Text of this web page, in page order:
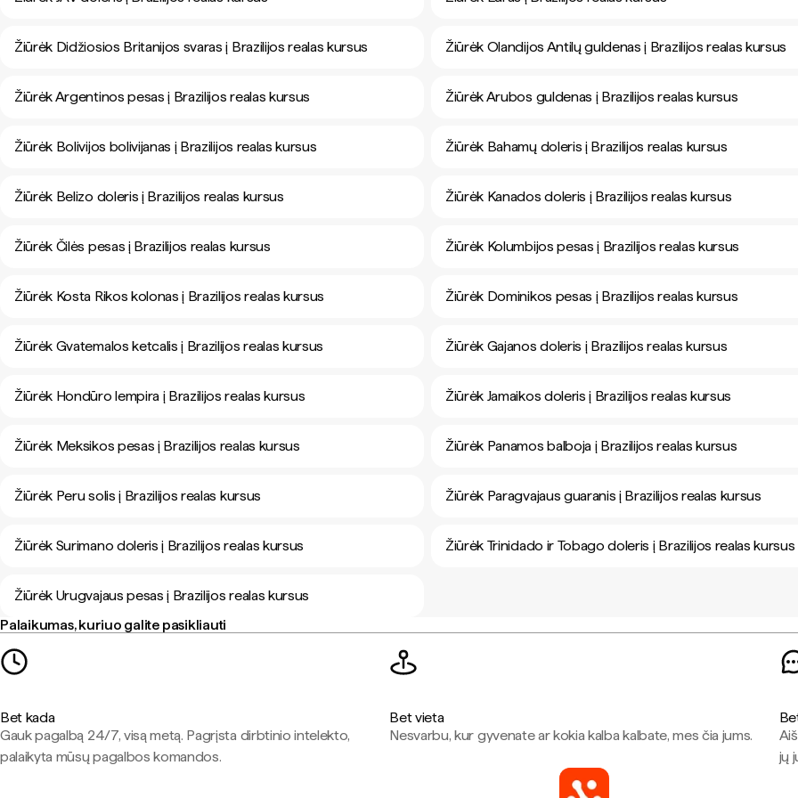
Žiūrėk Didžiosios Britanijos svaras į Brazilijos realas kursus Žiūrėk Olandijos Antilų guldenas į Brazilijos realas kursus
Žiūrėk Argentinos pesas į Brazilijos realas kursus Žiūrėk Arubos guldenas į Brazilijos realas kursus
Žiūrėk Bolivijos bolivijanas į Brazilijos realas kursus Žiūrėk Bahamų doleris į Brazilijos realas kursus
Žiūrėk Belizo doleris į Brazilijos realas kursus Žiūrėk Kanados doleris į Brazilijos realas kursus
Žiūrėk Čilės pesas į Brazilijos realas kursus Žiūrėk Kolumbijos pesas į Brazilijos realas kursus
Žiūrėk Kosta Rikos kolonas į Brazilijos realas kursus Žiūrėk Dominikos pesas į Brazilijos realas kursus
Žiūrėk Gvatemalos ketcalis į Brazilijos realas kursus Žiūrėk Gajanos doleris į Brazilijos realas kursus
Žiūrėk Hondūro lempira į Brazilijos realas kursus Žiūrėk Jamaikos doleris į Brazilijos realas kursus
Žiūrėk Meksikos pesas į Brazilijos realas kursus Žiūrėk Panamos balboja į Brazilijos realas kursus
Žiūrėk Peru solis į Brazilijos realas kursus Žiūrėk Paragvajaus guaranis į Brazilijos realas kursus
Žiūrėk Surimano doleris į Brazilijos realas kursus Žiūrėk Trinidado ir Tobago doleris į Brazilijos realas kursus
Žiūrėk Urugvajaus pesas į Brazilijos realas kursus
Palaikumas, kuriuo galite pasikliauti
Bet kada
Gauk pagalbą 24/7, visą metą. Pagrįsta dirbtinio intelekto,
palaikyta mūsų pagalbos komandos.
Bet vieta
Nesvarbu, kur gyvenate ar kokia kalba kalbate, mes čia jums.
jų